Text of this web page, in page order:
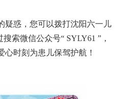
疑惑，您可以拨打沈阳六一儿
索微信公众号“ SYLY61 ”，
时刻为患儿保驾护航！